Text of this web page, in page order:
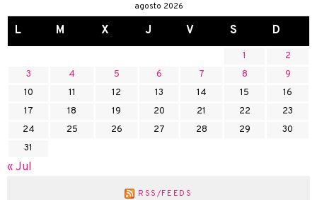
agosto 2026
L M X J V S D
1
2
3
4 5 6 7 8
9
10
11 12 13 14 15
16
17
18 19 20 21 22
23
24
25 26 27 28 29
30
31
« Jul
RSS/FEEDS